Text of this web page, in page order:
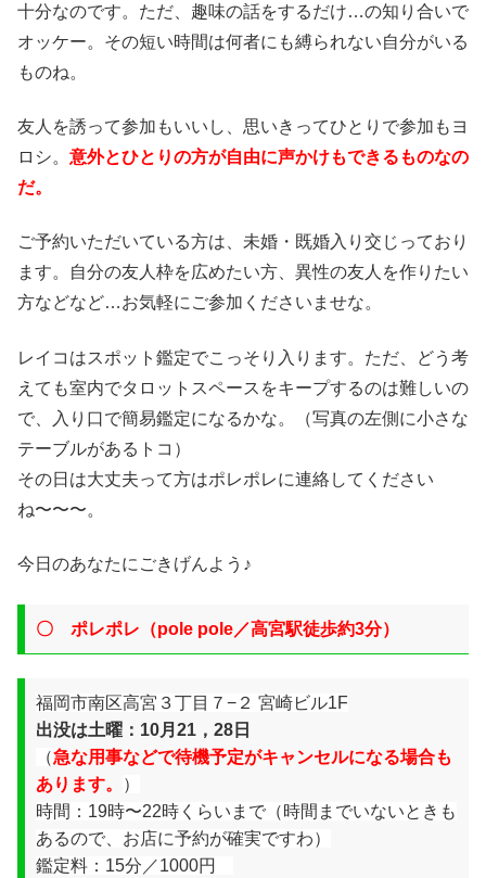
十分なのです。ただ、趣味の話をするだけ…の知り合いで
オッケー。その短い時間は何者にも縛られない自分がいる
ものね。
友人を誘って参加もいいし、思いきってひとりで参加もヨ
ロシ。 意外とひとりの方が自由に声かけもできるものなの
だ。
ご予約いただいている方は、未婚・既婚入り交じっており
ます。自分の友人枠を広めたい方、異性の友人を作りたい
方などなど…お気軽にご参加くださいませな。
レイコはスポット鑑定でこっそり入ります。ただ、どう考
えても室内でタロットスペースをキープするのは難しいの
で、入り口で簡易鑑定になるかな。（写真の左側に小さな
テーブルがあるトコ）
その日は大丈夫って方はポレポレに連絡してください
ね〜〜〜。
今日のあなたにごきげんよう♪
〇 ポレポレ （pole pole／高宮駅徒歩約3分）
福岡市南区高宮３丁目７−２ 宮崎ビル1F
出没は土曜： 10月21，28日
（急な用事などで待機予定がキャンセルになる場合も
あります。
）
時間：19時〜22時くらいまで（時間までいないときも
あるので、お店に予約が確実ですわ）
鑑定料：15分／1000円